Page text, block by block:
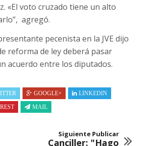
«El voto cruzado tiene un alto
agregó.
pecenista en la JVE dijo
reforma de ley deberá pasar
acuerdo entre los diputados.
GOOGLE+
LINKEDIN
MAIL
Siguiente Publicar
Canciller: "Hago